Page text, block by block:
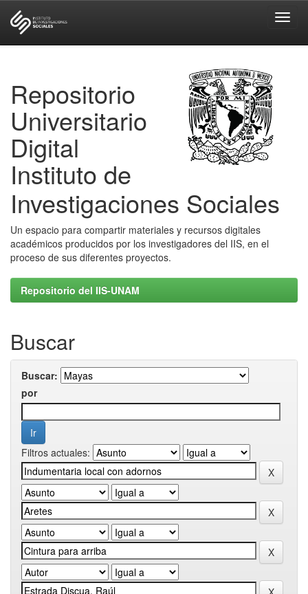
Repositorio
Universitario
Digital
Instituto de
Investigaciones Sociales
Un espacio para compartir materiales y recursos digitales
académicos producidos por los investigadores del IIS, en el
proceso de sus diferentes proyectos.
Repositorio del IIS-UNAM
Buscar
Buscar:
por
Filtros actuales: